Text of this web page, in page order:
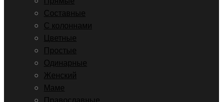
Составные
С колоннами
Цветные
Простые
Одинарные
Женский
Маме